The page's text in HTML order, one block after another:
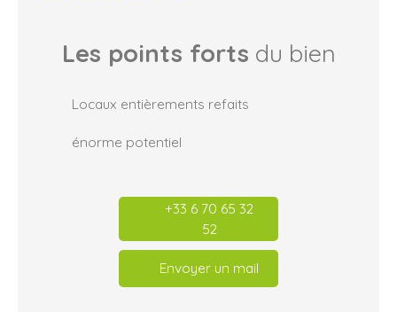
Les points forts du bien
Locaux entièrements refaits
énorme potentiel
+33 6 70 65 32
52
Envoyer un mail